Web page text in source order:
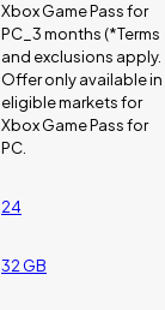
Xbox Game Pass for
PC_3 months (*Terms
and exclusions apply.
Offer only available in
eligible markets for
Xbox Game Pass for
PC.
24
32 GB